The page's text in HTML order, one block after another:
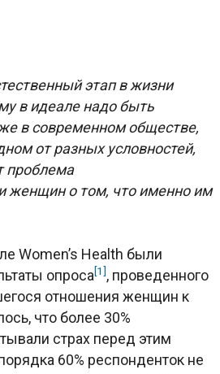
этап в жизни
в идеале надо быть
в современном обществе,
от разных условностей,
проблема
женщин о том, что именно им
Women’s Health были
опроса[1], проведенного
отношения женщин к
что более 30%
страх перед этим
60% респонденток не